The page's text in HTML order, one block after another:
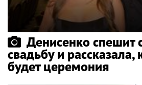
Денисенко спешит
свадьбу и рассказала,
будет церемония